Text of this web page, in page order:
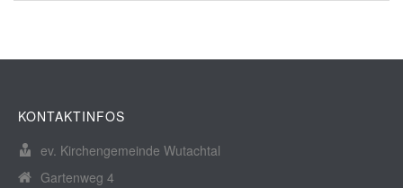
KONTAKTINFOS
ev. Kirchengemeinde Wutachtal
Gartenweg 4